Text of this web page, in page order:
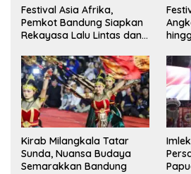
Festival Asia Afrika,
Pemkot Bandung Siapkan
Rekayasa Lalu Lintas dan
Kirab Milangkala Tatar
Sunda, Nuansa Budaya
Semarakkan Bandung